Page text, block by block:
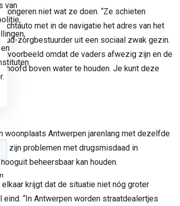
niet wat ze doen. “Ze schieten
met in de navigatie het adres van het
zorgbestuurder uit een sociaal zwak gezin.
omdat de vaders afwezig zijn en de
hoofd boven water te houden. Je kunt deze
woonplaats Antwerpen jarenlang met dezelfde
zijn problemen met drugsmisdaad in
beheersbaar kan houden.
elkaar krijgt dat de situatie niet nóg groter
“In Antwerpen worden straatdealertjes
van